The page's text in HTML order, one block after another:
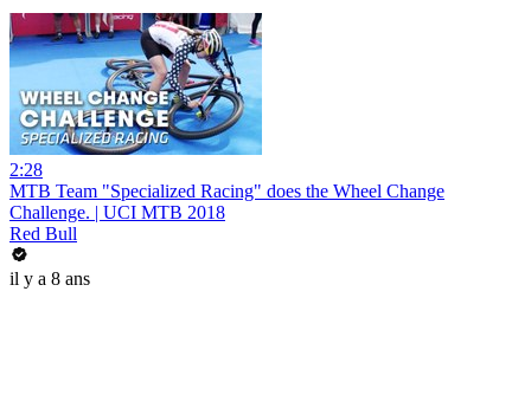
2:28
MTB Team "Specialized Racing" does the Wheel Change
Challenge. | UCI MTB 2018
Red Bull
il y a 8 ans